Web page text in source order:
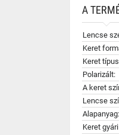
A
Lencse
Keret
Keret
Polarizált:
A keret
Lencse
Alapanyag:
Keret